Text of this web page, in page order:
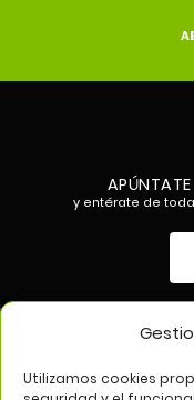
Utilizamos cookies
APÚNTATE
y entérate de